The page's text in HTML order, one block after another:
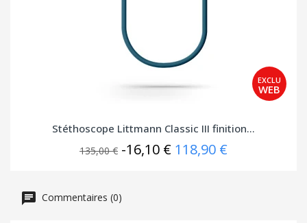
Stéthoscope Littmann Classic III finition...
135,00 € -16,10 € 118,90 €
Commentaires (0)